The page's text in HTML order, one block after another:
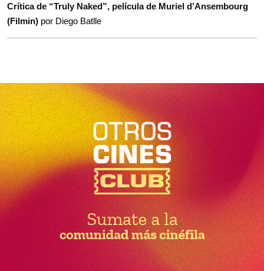
Crítica de “Truly Naked”, película de Muriel d’Ansembourg
(Filmin) por Diego Batlle